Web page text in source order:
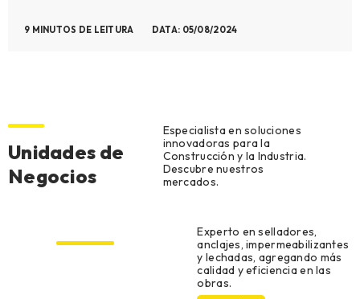
9 MINUTOS DE LEITURA DATA: 05/08/2024
Unidades de
Negocios
Especialista en soluciones
innovadoras para la
Construcción y la Industria.
Descubre nuestros
mercados.
Experto en selladores,
anclajes, impermeabilizantes
y lechadas, agregando más
calidad y eficiencia en las
obras.